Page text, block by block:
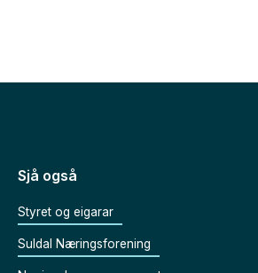
Sjå også
Styret og eigarar
Suldal Næringsforening